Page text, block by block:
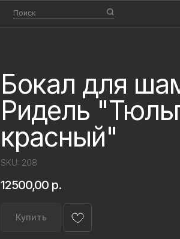
Бокал для
Ридель
красный"
SKU:208
12500,00 р.
Купить